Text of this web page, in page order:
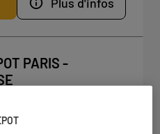
PARIS -